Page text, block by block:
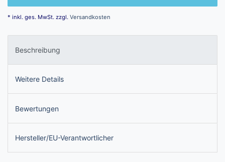
* inkl. ges. MwSt. zzgl. Versandkosten
Beschreibung
Weitere Details
Bewertungen
Hersteller/EU-Verantwortlicher